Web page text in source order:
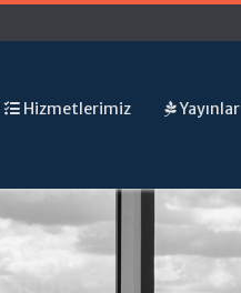
Hizmetlerimiz Yayınlar